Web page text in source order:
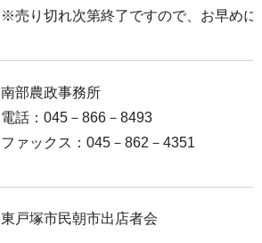
※売り切れ次第終了ですので、お早めに
南部農政事務所
電話：045－866－8493
ファックス：045－862－4351
東戸塚市民朝市出店者会